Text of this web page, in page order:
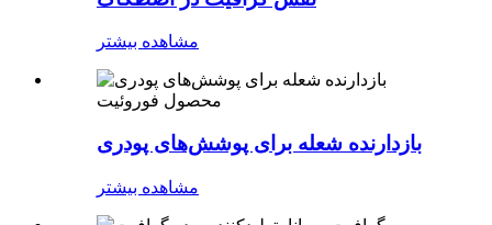
مشاهده بیشتر
محصول فوروئیت
بازدارنده شعله برای پوشش‌های پودری
مشاهده بیشتر